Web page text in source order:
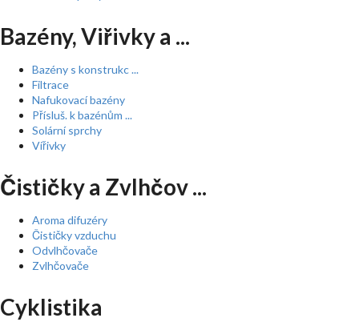
Bazény, Viřivky a ...
Bazény s konstrukc ...
Filtrace
Nafukovací bazény
Přísluš. k bazénům ...
Solární sprchy
Vířivky
Čističky a Zvlhčov ...
Aroma difuzéry
Čističky vzduchu
Odvlhčovače
Zvlhčovače
Cyklistika